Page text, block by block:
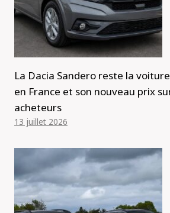
La Dacia Sandero reste la
en France et son nouveau prix
acheteurs
13 juillet 2026